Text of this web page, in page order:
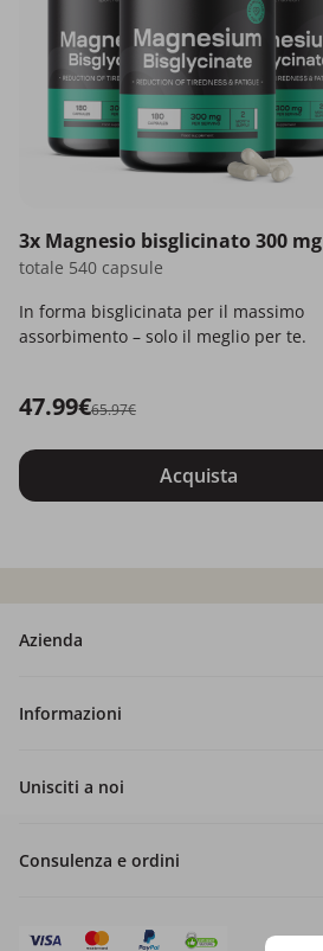
3x Magnesio bisglicinato 300 mg
totale 540 capsule
In forma bisglicinata per il massimo
assorbimento – solo il meglio per te.
47.99€65.97€
Acquista
Azienda
Informazioni
Unisciti a noi
Consulenza e ordini